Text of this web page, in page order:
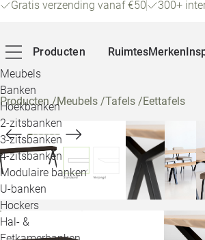
Gratis verzending vanaf €50 300+
Producten
Meubels
Banken
Hoekbanken
2-zitsbanken
3-zitsbanken
4-zitsbanken
Modulaire banken
U-banken
Hockers
Hal- &
RuimtesMerken
Producten/Meubels /Tafels /Eettafels